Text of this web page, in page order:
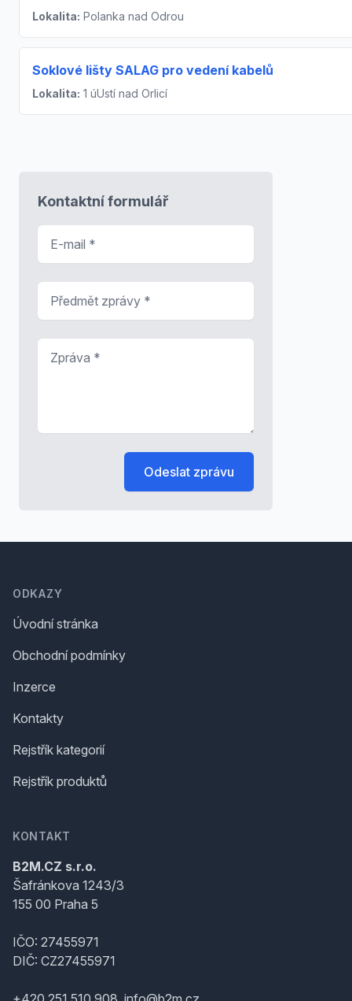
Lokalita: Polanka nad Odrou
Soklové lišty SALAG pro vedení kabelů
Lokalita: 1 úUstí nad Orlicí
Kontaktní formulář
Odeslat zprávu
ODKAZY
Úvodní stránka
Obchodní podmínky
Inzerce
Kontakty
Rejstřík kategorií
Rejstřík produktů
KONTAKT
B2M.CZ s.r.o.
Šafránkova 1243/3
155 00 Praha 5
IČO: 27455971
DIČ: CZ27455971